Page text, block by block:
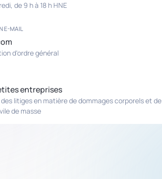
de 9 h à 18 h HNE
E-MAIL
d'ordre général
entreprises
des litiges en matière de dommages corporels et de
de masse